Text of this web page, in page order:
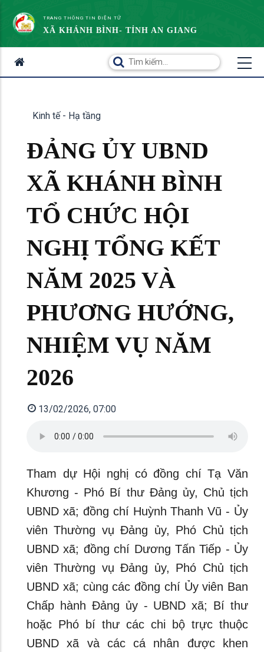
TRANG THÔNG TIN ĐIỆN TỬ
XÃ KHÁNH BÌNH- TỈNH AN GIANG
Kinh tế - Hạ tầng
ĐẢNG ỦY UBND
XÃ KHÁNH BÌNH
TỔ CHỨC HỘI
NGHỊ TỔNG KẾT
NĂM 2025 VÀ
PHƯƠNG HƯỚNG,
NHIỆM VỤ NĂM
2026
13/02/2026, 07:00
Tham dự Hội nghị có đồng chí Tạ Văn
Khương - Phó Bí thư Đảng ủy, Chủ tịch
UBND xã; đồng chí Huỳnh Thanh Vũ - Ủy
viên Thường vụ Đảng ủy, Phó Chủ tịch
UBND xã; đồng chí Dương Tấn Tiếp - Ủy
viên Thường vụ Đảng ủy, Phó Chủ tịch
UBND xã; cùng các đồng chí Ủy viên Ban
Chấp hành Đảng ủy - UBND xã; Bí thư
hoặc Phó bí thư các chi bộ trực thuộc
UBND xã và các cá nhân được khen